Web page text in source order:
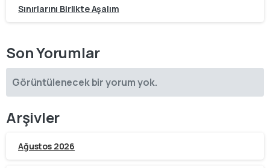
Sınırlarını Birlikte Aşalım
Son Yorumlar
Görüntülenecek bir yorum yok.
Arşivler
Ağustos 2026